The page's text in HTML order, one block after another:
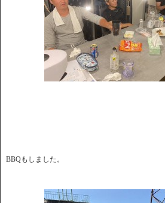
BBQもしました。